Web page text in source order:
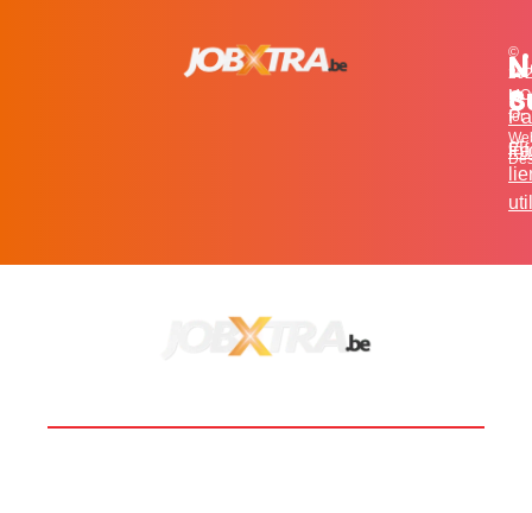
et
©
for